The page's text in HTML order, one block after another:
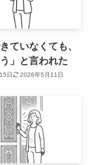
ていなくても、
」と言われた
日 2026年5月11日